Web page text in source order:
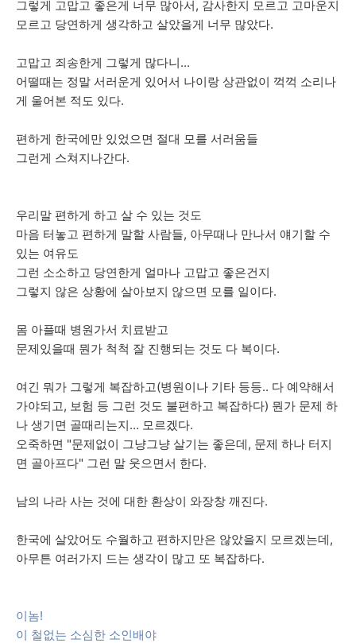
그렇게 고맙고 좋은게 너무 많아서, 감사한지 모르고 고마운지
모르고 당연하게 생각하고 살았을게 너무 많았다.
고맙고 죄송한게 그렇게 많다니...
어떨때는 정말 서러운게 있어서 나이랑 상관없이 꺽꺽 소리나
게 울어본 적도 있다.
편하게 한국에만 있었으면 절대 모를 서러움들
그런게 스쳐지나간다.
우리말 편하게 하고 살 수 있는 것도
마음 터놓고 편하게 말할 사람들, 아무때나 만나서 얘기할 수
있는 여유도
그런 소소하고 당연한게 얼마나 고맙고 좋은건지
그렇지 않은 상황에 살아보지 않으면 모를 일이다.
몸 아플때 병원가서 치료받고
문제있을때 뭔가 척척 잘 진행되는 것도 다 복이다.
여긴 뭐가 그렇게 복잡하고(병원이나 기타 등등.. 다 예약해서
가야되고, 보험 등 그런 것도 불편하고 복잡하다) 뭔가 문제 하
나 생기면 골때리는지... 모르겠다.
오죽하면 "문제없이 그냥그냥 살기는 좋은데, 문제 하나 터지
면 골아프다" 그런 말 웃으면서 한다.
남의 나라 사는 것에 대한 환상이 와장창 깨진다.
한국에 살았어도 수월하고 편하지만은 않았을지 모르겠는데,
아무튼 여러가지 드는 생각이 많고 또 복잡하다.
이놈!
이 철없는 소심한 소인배야